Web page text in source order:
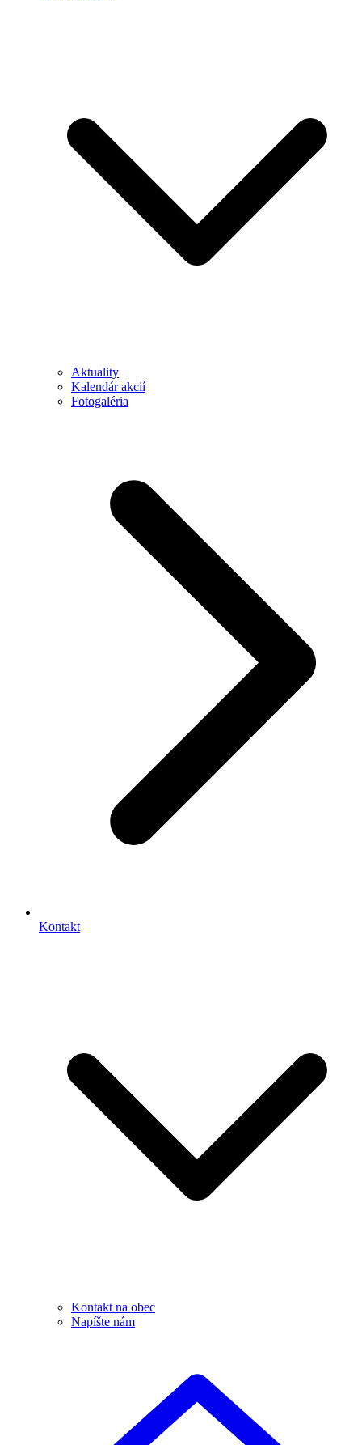
Aktuality
Kalendár akcií
Fotogaléria
Kontakt
Kontakt na obec
Napíšte nám